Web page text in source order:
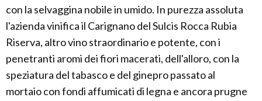
con la selvaggina nobile in umido. In purezza assoluta
l'azienda vinifica il Carignano del Sulcis Rocca Rubia
Riserva, altro vino straordinario e potente, con i
penetranti aromi dei fiori macerati, dell'alloro, con la
speziatura del tabasco e del ginepro passato al
mortaio con fondi affumicati di legna e ancora prugne